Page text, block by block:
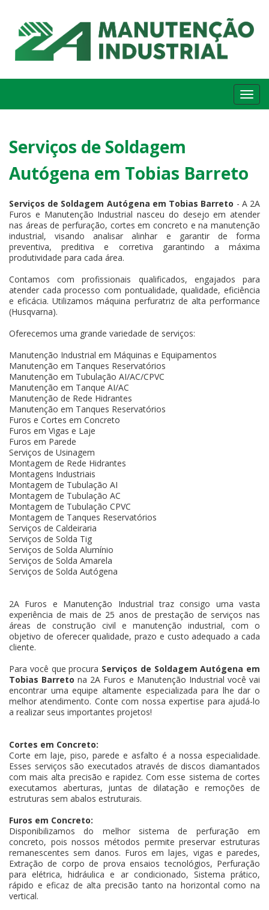
Serviços de Soldagem
Autógena em Tobias Barreto
Serviços de Soldagem Autógena em Tobias Barreto - A 2A
Furos e Manutenção Industrial nasceu do desejo em atender
nas áreas de perfuração, cortes em concreto e na manutenção
industrial, visando analisar alinhar e garantir de forma
preventiva, preditiva e corretiva garantindo a máxima
produtividade para cada área.
Contamos com profissionais qualificados, engajados para
atender cada processo com pontualidade, qualidade, eficiência
e eficácia. Utilizamos máquina perfuratriz de alta performance
(Husqvarna).
Oferecemos uma grande variedade de serviços:
Manutenção Industrial em Máquinas e Equipamentos
Manutenção em Tanques Reservatórios
Manutenção em Tubulação AI/AC/CPVC
Manutenção em Tanque AI/AC
Manutenção de Rede Hidrantes
Manutenção em Tanques Reservatórios
Furos e Cortes em Concreto
Furos em Vigas e Laje
Furos em Parede
Serviços de Usinagem
Montagem de Rede Hidrantes
Montagens Industriais
Montagem de Tubulação AI
Montagem de Tubulação AC
Montagem de Tubulação CPVC
Montagem de Tanques Reservatórios
Serviços de Caldeiraria
Serviços de Solda Tig
Serviços de Solda Alumínio
Serviços de Solda Amarela
Serviços de Solda Autógena
2A Furos e Manutenção Industrial traz consigo uma vasta
experiência de mais de 25 anos de prestação de serviços nas
áreas de construção civil e manutenção industrial, com o
objetivo de oferecer qualidade, prazo e custo adequado a cada
cliente.
Para você que procura Serviços de Soldagem Autógena em
Tobias Barretona 2A Furos e Manutenção Industrial você vai
encontrar uma equipe altamente especializada para lhe dar o
melhor atendimento. Conte com nossa expertise para ajudá-lo
a realizar seus importantes projetos!
Cortes em Concreto:
Corte em laje, piso, parede e asfalto é a nossa especialidade.
Esses serviços são executados através de discos diamantados
com mais alta precisão e rapidez. Com esse sistema de cortes
executamos aberturas, juntas de dilatação e remoções de
estruturas sem abalos estruturais.
Furos em Concreto:
Disponibilizamos do melhor sistema de perfuração em
concreto, pois nossos métodos permite preservar estruturas
remanescentes sem danos. Furos em lajes, vigas e paredes,
Extração de corpo de prova ensaios tecnológios, Perfuração
para elétrica, hidráulica e ar condicionado, Sistema prático,
rápido e eficaz de alta precisão tanto na horizontal como na
vertical.